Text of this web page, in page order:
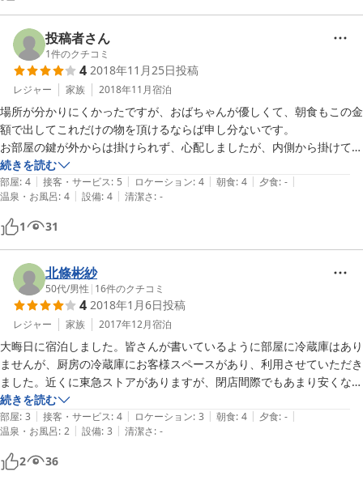
投稿者さん
1件のクチコミ
4 2018年11月25日投稿
レジャー 家族 2018年11月宿泊
場所が分かりにくかったですが、おばちゃんが優しくて、朝食もこの金
額で出してこれだけの物を頂けるならば申し分ないです。
お部屋の鍵が外からは掛けられず、心配しましたが、内側から掛けて戸
を閉めると掛かるので、問題はありません。
お風呂が片方使えませんでしたが、シャンプーとコンディショナーの種
類が4種類もあって良かったです。
ドライヤーもありました。
おじさんもおばさんもいい人でした。
有難うございました。
続きを読む
部屋: 4 | 接客・サービス: 5 | ロケーション: 4 | 朝食: 4 | 夕食: - |
温泉・お風呂: 4 | 設備: 4 | 清潔さ: -
1 31
北條彬紗
50代/男性 | 16件のクチコミ
4 2018年1月6日投稿
レジャー 家族 2017年12月宿泊
大晦日に宿泊しました。皆さんが書いているように部屋に冷蔵庫はあり
ませんが、厨房の冷蔵庫にお客様スペースがあり、利用させていただき
ました。近くに東急ストアがありますが、閉店間際でもあまり安くなり
ません。少し車で下田方面に下るとマックスバリューがあるので、閉店
前（大晦日なので閉店が早く、７時くらいから安くなる）の割引シール
が貼ってある寿司や総菜、正月用の伊達巻きや蒲鉾などを買い込み冷蔵
庫からビールを出し、紅白歌合戦をみながら部屋でたのしい夕食にしま
した。コンビニはローソンとセブンイレブンが車で３－５分くらいのと
続きを読む
部屋: 3 | 接客・サービス: 4 | ロケーション: 3 | 朝食: 4 | 夕食: - |
温泉・お風呂: 2 | 設備: 3 | 清潔さ: -
2 36